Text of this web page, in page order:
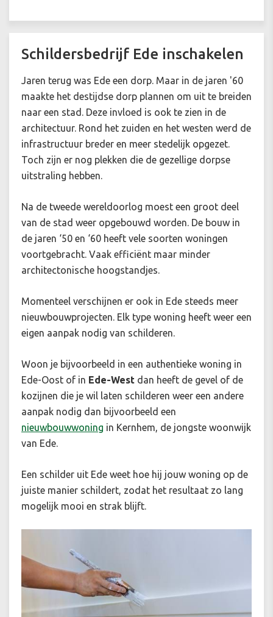
Schildersbedrijf Ede inschakelen
Jaren terug was Ede een dorp. Maar in de jaren '60
maakte het destijdse dorp plannen om uit te breiden
naar een stad. Deze invloed is ook te zien in de
architectuur. Rond het zuiden en het westen werd de
infrastructuur breder en meer stedelijk opgezet.
Toch zijn er nog plekken die de gezellige dorpse
uitstraling hebben.
Na de tweede wereldoorlog moest een groot deel
van de stad weer opgebouwd worden. De bouw in
de jaren ‘50 en ‘60 heeft vele soorten woningen
voortgebracht. Vaak efficiënt maar minder
architectonische hoogstandjes.
Momenteel verschijnen er ook in Ede steeds meer
nieuwbouwprojecten. Elk type woning heeft weer een
eigen aanpak nodig van schilderen.
Woon je bijvoorbeeld in een authentieke woning in
Ede-Oost of in Ede-West dan heeft de gevel of de
kozijnen die je wil laten schilderen weer een andere
aanpak nodig dan bijvoorbeeld een
nieuwbouwwoning in Kernhem, de jongste woonwijk
van Ede.
Een schilder uit Ede weet hoe hij jouw woning op de
juiste manier schildert, zodat het resultaat zo lang
mogelijk mooi en strak blijft.